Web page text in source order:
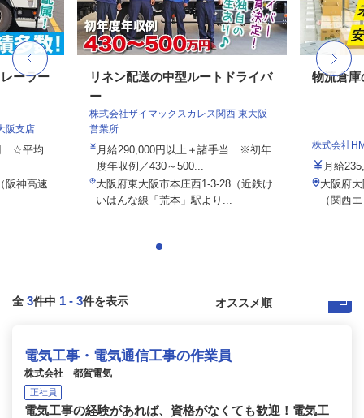
ーラー
阪支店
☆平均
阪神高速
リネン配送の中型ルートドライバ
ー
株式会社ザイマックスカレス関西 東大阪
営業所
月給290,000円以上＋諸手当 ※初年
度年収例／430～500...
大阪府東大阪市本庄西1-3-28（近鉄け
いはんな線「荒本」駅より...
物流倉庫
株式会社
月給
大阪府
（関西
全 3件中 1 - 3件を表示
電気工事・電気通信工事の作業員
株式会社 都賀電気
正社員
電気工事の経験があれば、資格がなくても歓迎！電気工